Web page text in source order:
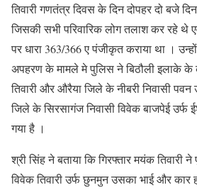
तिवारी गणतंत्र दिवस के दिन दोपहर दो बजे
जिसकी सभी परिवारिक लोग तलाश कर रहे थे
पर धारा 363/366 ए पंजीकृत कराया था ।
अपहरण के मामले मे पुलिस ने बिठौली इलाके के
तिवारी और औरैया जिले के नीबरी निवासी पवन
जिले के सिरसागंज निवासी विवेक बाजपेई उर्फ
गया है ।
श्री सिंह ने बताया कि गिरफ्तार मयंक तिवारी
विवेक तिवारी उर्फ छुनमुन उसका भाई और